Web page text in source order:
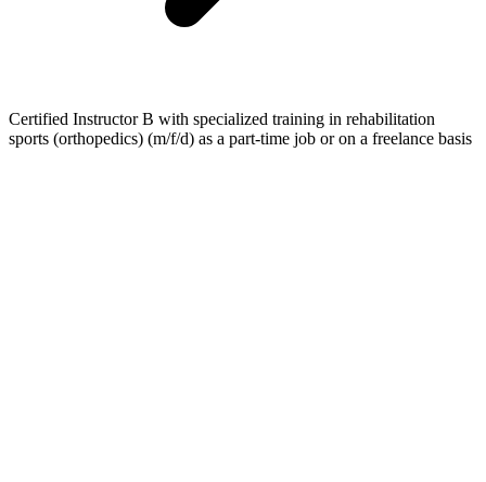
Certified Instructor B with specialized training in rehabilitation
sports (orthopedics) (m/f/d) as a part-time job or on a freelance basis